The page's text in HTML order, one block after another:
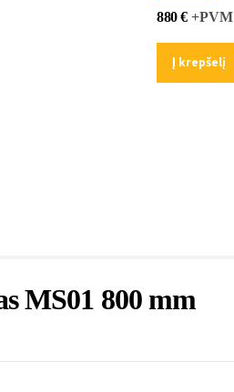
880€+PVM
Į krepšelį
MS01 800 mm